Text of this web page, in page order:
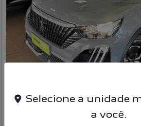
2008 1.0 TURBO 200 FLEX
Selecione a unidade
a você.